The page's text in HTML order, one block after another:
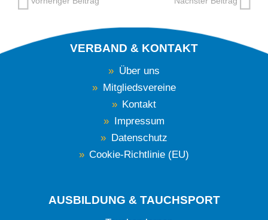
VERBAND & KONTAKT
Über uns
Mitgliedsvereine
Kontakt
Impressum
Datenschutz
Cookie-Richtlinie (EU)
AUSBILDUNG & TAUCHSPORT